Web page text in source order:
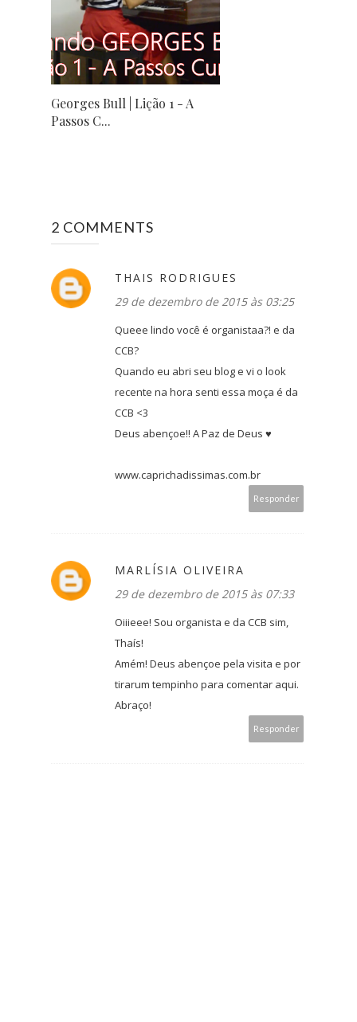
Georges Bull | Lição 1 - A
Passos C...
2 COMMENTS
THAIS RODRIGUES
29 de dezembro de 2015 às 03:25
Queee lindo você é organistaa?! e da
CCB?
Quando eu abri seu blog e vi o look
recente na hora senti essa moça é da
CCB <3
Deus abençoe!! A Paz de Deus ♥
www.caprichadissimas.com.br
Responder
MARLÍSIA OLIVEIRA
29 de dezembro de 2015 às 07:33
Oiiieee! Sou organista e da CCB sim,
Thaís!
Amém! Deus abençoe pela visita e por
tirarum tempinho para comentar aqui.
Abraço!
Responder